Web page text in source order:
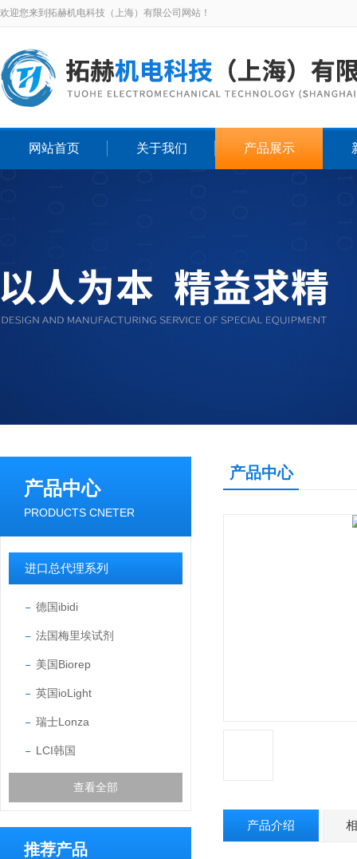
欢迎您来到拓赫机电科技（上海）有限公司网站！
网站首页 关于我们 产品展示
产品中心
PRODUCTS CNETER
进口总代理系列
德国ibidi
法国梅里埃试剂
美国Biorep
英国ioLight
瑞士Lonza
LCI韩国
查看全部
推荐产品
产品中心
产品介绍